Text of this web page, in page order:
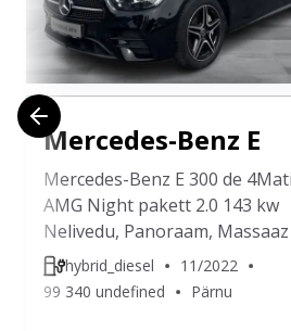
Mercedes-Benz E
Mercedes-Benz E 300 de
AMG Night pakett 2.0 143 kw
Nelivedu, Panoraam, Massaaz
hybrid_diesel
11/2022
99 340 undefined
Pärnu